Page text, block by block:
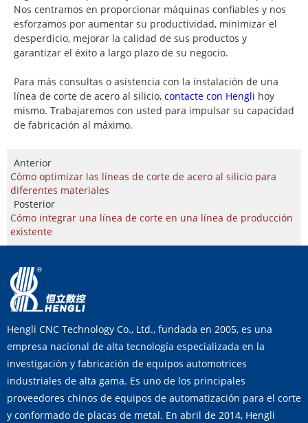
Nos centramos en proporcionar máquinas confiables y nos
esforzamos por aumentar su productividad, minimizar el
desperdicio, mejorar la calidad de sus productos y
garantizar el éxito a largo plazo de su negocio.
Para más consultas o asistencia con la instalación de una
línea de corte de acero al silicio, contacte con Hengli hoy
mismo. Trabajaremos con usted para impulsar su capacidad
de fabricación al máximo.
Anterior
Cómo optimizar las líneas de corte de acero al silicio para
diferentes materiales
Posterior
Cómo integrar una línea de corte en una línea de producción
existente
Hengli CNC Technology Co., Ltd., fundada en 2005, es una
empresa nacional de alta tecnología especializada en la
investigación y fabricación de equipos automotrices
industriales de alta gama. Es uno de los principales
proveedores chinos de equipos de automatización para el corte
y conformado de placas de metal. En abril de 2014, Hengli